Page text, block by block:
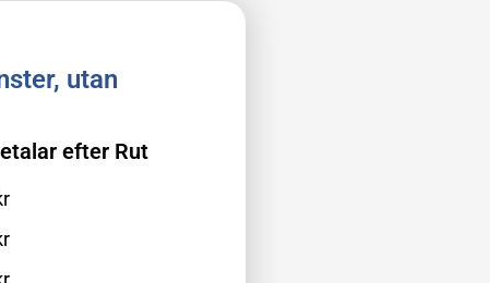
utan
efter Rut